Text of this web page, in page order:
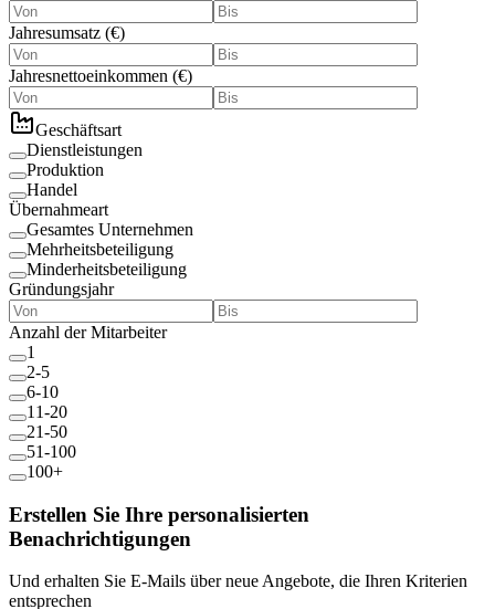
Jahresumsatz (€)
Jahresnettoeinkommen (€)
Geschäftsart
Dienstleistungen
Produktion
Handel
Übernahmeart
Gesamtes Unternehmen
Mehrheitsbeteiligung
Minderheitsbeteiligung
Gründungsjahr
Anzahl der Mitarbeiter
1
2-5
6-10
11-20
21-50
51-100
100+
Erstellen Sie Ihre personalisierten
Benachrichtigungen
Und erhalten Sie E-Mails über neue Angebote, die Ihren Kriterien
entsprechen